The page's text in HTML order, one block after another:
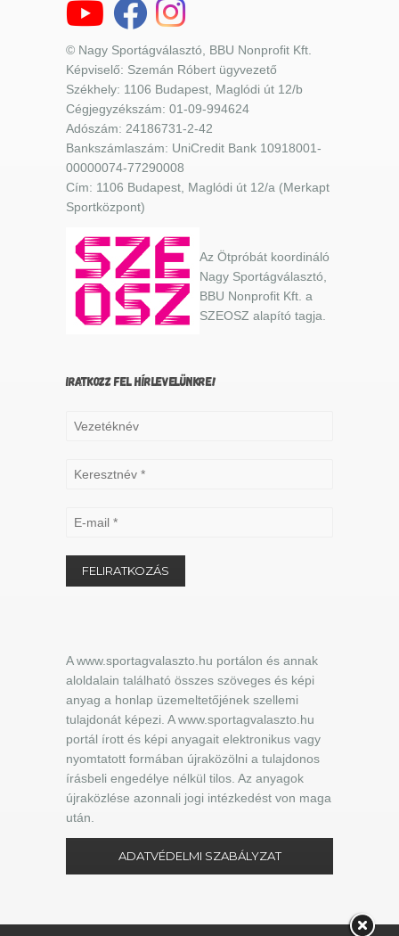
© Nagy Sportágválasztó, BBU Nonprofit Kft.
Képviselő: Szemán Róbert ügyvezető
Székhely: 1106 Budapest, Maglódi út 12/b
Cégjegyzékszám: 01-09-994624
Adószám: 24186731-2-42
Bankszámlaszám: UniCredit Bank 10918001-
00000074-77290008
Cím: 1106 Budapest, Maglódi út 12/a (Merkapt
Sportközpont)
Az Ötpróbát koordináló
Nagy Sportágválasztó,
BBU Nonprofit Kft. a
SZEOSZ alapító tagja.
IRATKOZZ FEL HÍRLEVELÜNKRE!
A www.sportagvalaszto.hu portálon és annak
aloldalain található összes szöveges és képi
anyag a honlap üzemeltetőjének szellemi
tulajdonát képezi. A www.sportagvalaszto.hu
portál írott és képi anyagait elektronikus vagy
nyomtatott formában újraközölni a tulajdonos
írásbeli engedélye nélkül tilos. Az anyagok
újraközlése azonnali jogi intézkedést von maga
után.
ADATVÉDELMI SZABÁLYZAT